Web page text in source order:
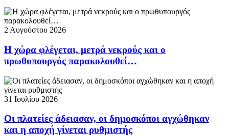
2 Αυγούστου 2026
Η χώρα φλέγεται, μετρά νεκρούς και ο
πρωθυπουργός παρακολουθεί…
31 Ιουλίου 2026
Οι πλατείες άδειασαν, οι δημοσκόποι αγχώθηκαν
και η αποχή γίνεται ρυθμιστής